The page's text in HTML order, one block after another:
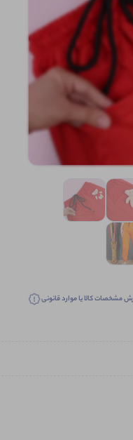
مشخصات کالا یا موارد قانونی